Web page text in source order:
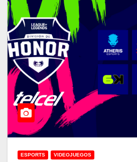
ESPORTS VIDEOJUEGOS